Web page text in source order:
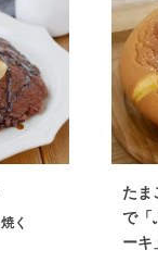
焼く
たま
で「
ーキ